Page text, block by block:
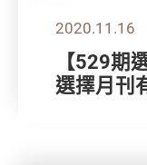
2020.11.16
【529期
選擇月刊